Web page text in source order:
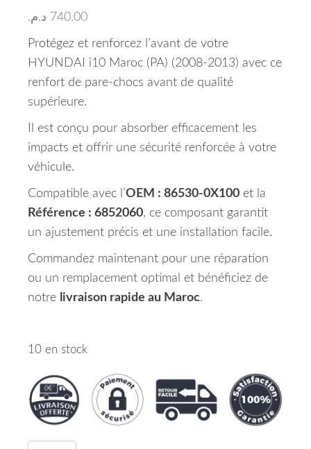
740.00 د.م.
Protégez et renforcez l’avant de votre
HYUNDAI i10 Maroc (PA) (2008-2013) avec ce
renfort de pare-chocs avant de qualité
supérieure.
Il est conçu pour absorber efficacement les
impacts et offrir une sécurité renforcée à votre
véhicule.
Compatible avec l’OEM : 86530-0X100 et la
Référence : 6852060, ce composant garantit
un ajustement précis et une installation facile.
Commandez maintenant pour une réparation
ou un remplacement optimal et bénéficiez de
notre livraison rapide au Maroc.
10 en stock